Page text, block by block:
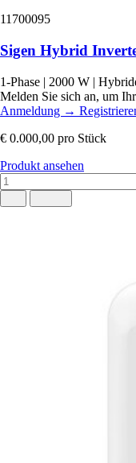
11700095
Sigen Hybrid
1-Phase | 2000 W |
Melden Sie sich an, um
Anmeldung →
€ 0.000,00 pro Stück
Produkt ansehen